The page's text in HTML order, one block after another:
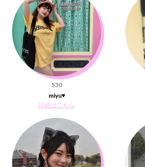
530
miyu♥
詳細はこちら